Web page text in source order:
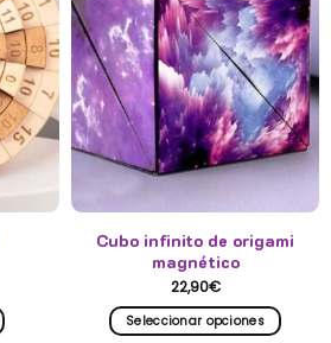
Cubo infinito de origami
magnético
22,90€
Seleccionar opciones